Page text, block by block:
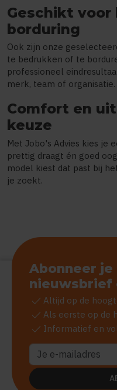
Geschikt
borduring
Ook zijn onze
te bedrukken of te
professioneel
merk, team of organisatie.
Comfort en
keuze
Met Jobo's Advies kies je
prettig draagt én goed
model kiest dat past bij
je zoekt.
Abonneer je
nieuwsbrief
check Altijd op de
check Als eerste op de
check Informatief en